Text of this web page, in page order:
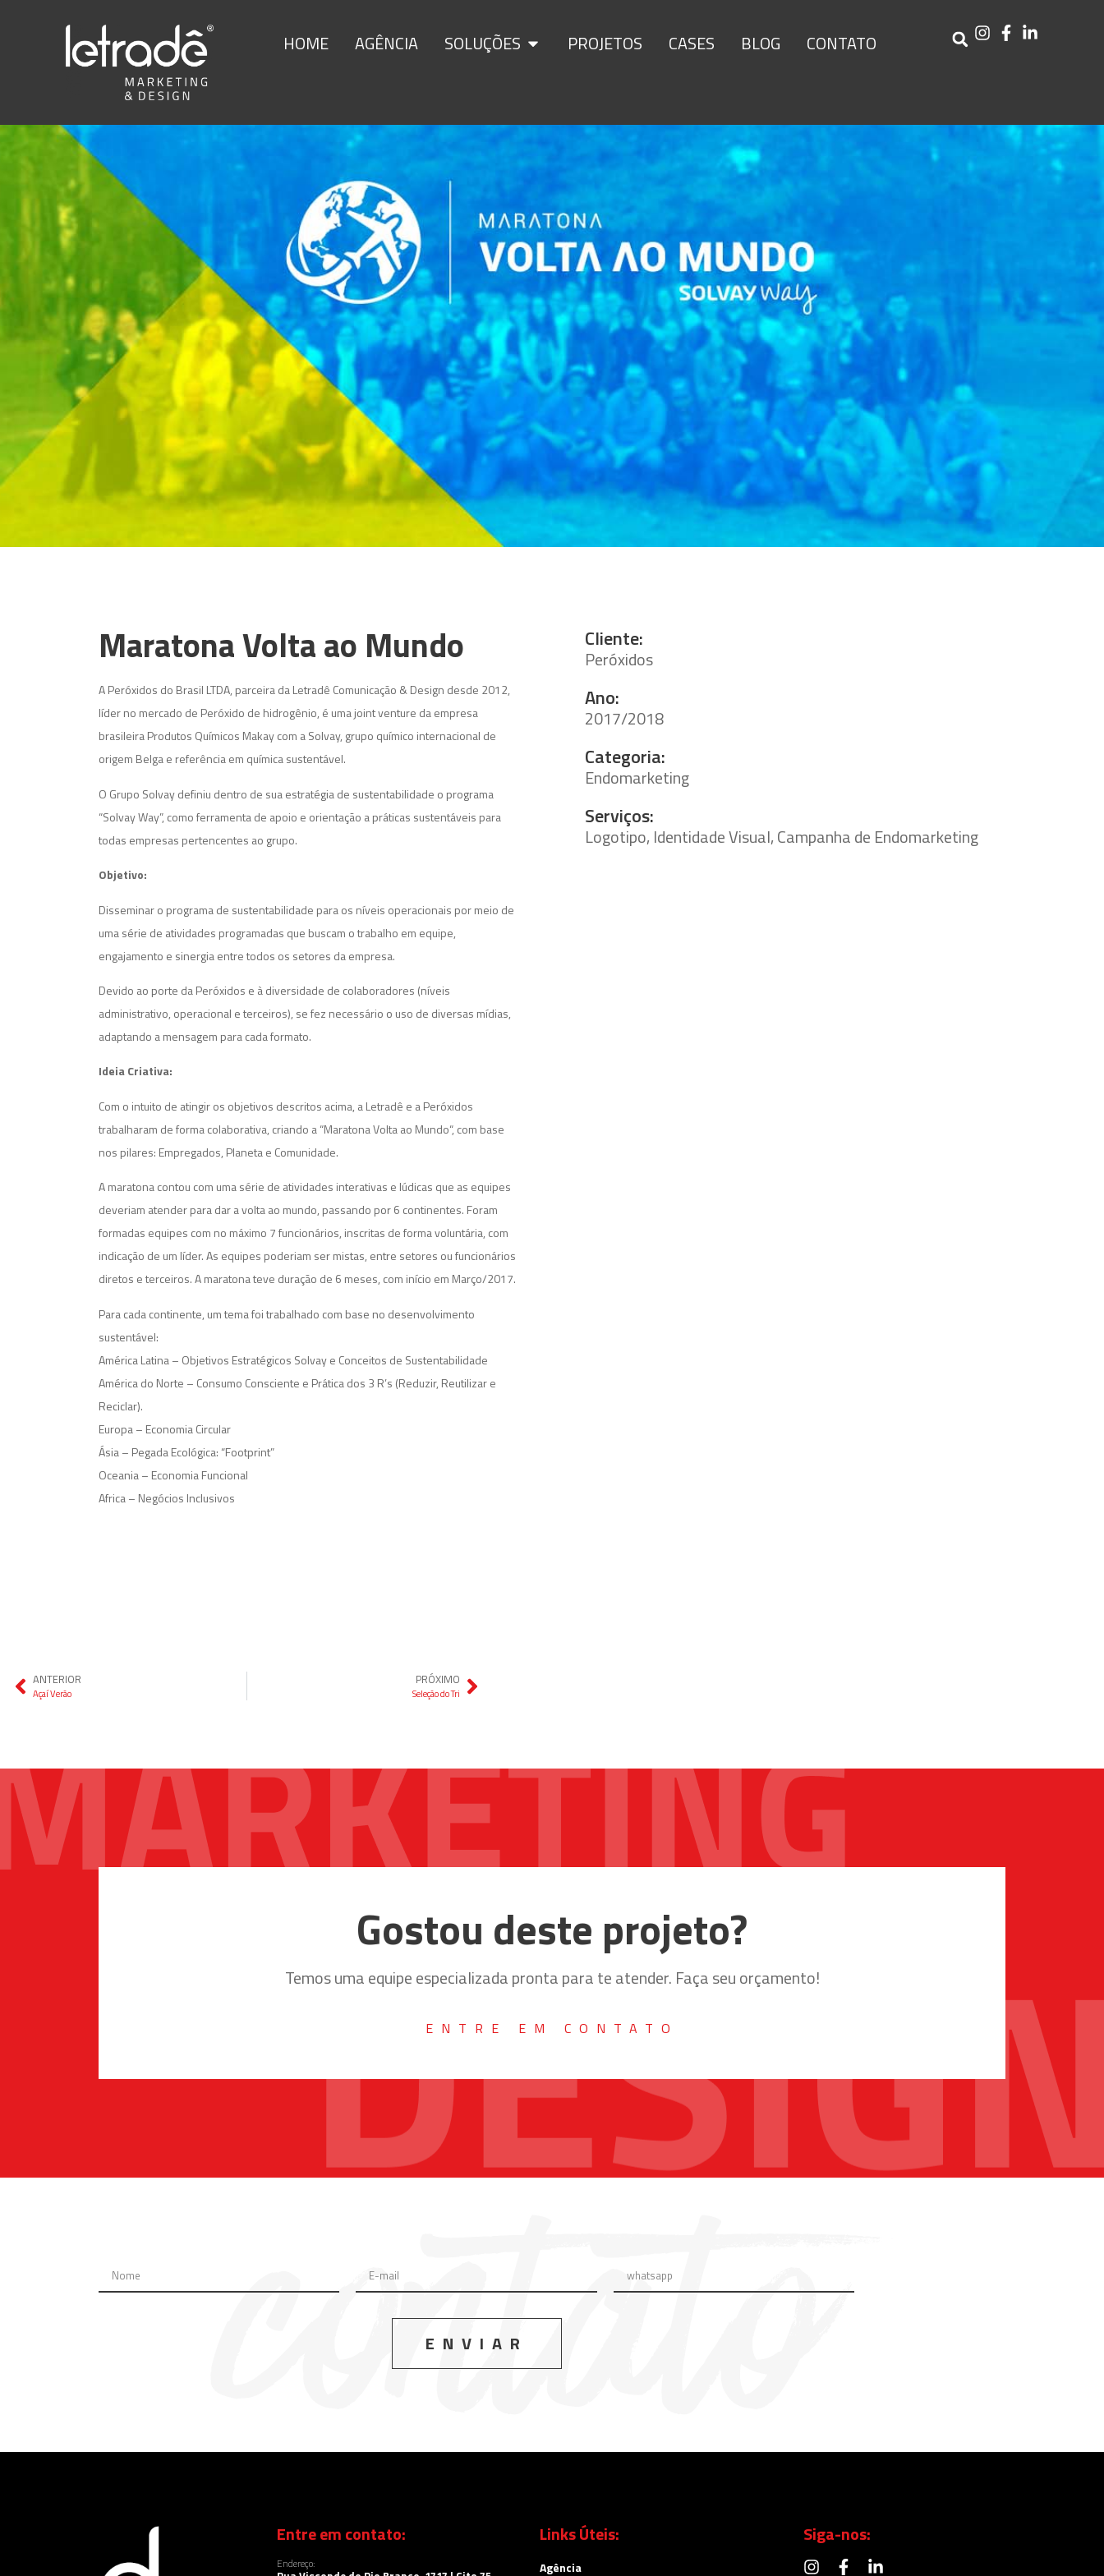
HOME AGÊNCIA SOLUÇÕES PROJETOS CASES BLOG CONTATO
Maratona Volta ao Mundo
A Peróxidos do Brasil LTDA, parceira da Letradê Comunicação & Design desde 2012,
líder no mercado de Peróxido de hidrogênio, é uma joint venture da empresa
brasileira Produtos Químicos Makay com a Solvay, grupo químico internacional de
origem Belga e referência em química sustentável.
O Grupo Solvay definiu dentro de sua estratégia de sustentabilidade o programa
“Solvay Way”, como ferramenta de apoio e orientação a práticas sustentáveis para
todas empresas pertencentes ao grupo.
Objetivo:
Disseminar o programa de sustentabilidade para os níveis operacionais por meio de
uma série de atividades programadas que buscam o trabalho em equipe,
engajamento e sinergia entre todos os setores da empresa.
Devido ao porte da Peróxidos e à diversidade de colaboradores (níveis
administrativo, operacional e terceiros), se fez necessário o uso de diversas mídias,
adaptando a mensagem para cada formato.
Ideia Criativa:
Com o intuito de atingir os objetivos descritos acima, a Letradê e a Peróxidos
trabalharam de forma colaborativa, criando a “Maratona Volta ao Mundo“, com base
nos pilares: Empregados, Planeta e Comunidade.
A maratona contou com uma série de atividades interativas e lúdicas que as equipes
deveriam atender para dar a volta ao mundo, passando por 6 continentes. Foram
formadas equipes com no máximo 7 funcionários, inscritas de forma voluntária, com
indicação de um líder. As equipes poderiam ser mistas, entre setores ou funcionários
diretos e terceiros. A maratona teve duração de 6 meses, com início em Março/2017.
Para cada continente, um tema foi trabalhado com base no desenvolvimento
sustentável:
América Latina – Objetivos Estratégicos Solvay e Conceitos de Sustentabilidade
América do Norte – Consumo Consciente e Prática dos 3 R’s (Reduzir, Reutilizar e
Reciclar).
Europa – Economia Circular
Ásia – Pegada Ecológica: “Footprint”
Oceania – Economia Funcional
Africa – Negócios Inclusivos
Cliente:
Peróxidos
Ano:
2017/2018
Categoria:
Endomarketing
Serviços:
Logotipo, Identidade Visual, Campanha de Endomarketing
ANTERIOR
Açaí Verão
PRÓXIMO
Seleção do Tri
Gostou deste projeto?
Temos uma equipe especializada pronta para te atender. Faça seu orçamento!
ENTRE EM CONTATO
ENVIAR
Entre em contato:
Endereço:
Links Úteis:
Agência
Siga-nos: